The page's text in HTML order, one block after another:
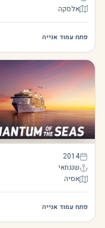
אלסקה
פתח עמוד אנייה
Quantum of the Seas
Quantum of the Seas
2014
שנגחאי
אסיה
פתח עמוד אנייה